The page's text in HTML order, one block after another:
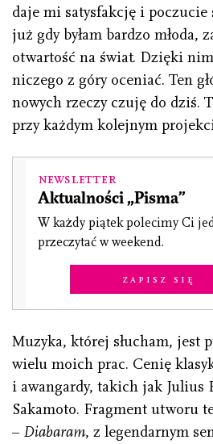
daje mi satysfakcję i poczucie
już gdy byłam bardzo młoda,
otwartość na świat. Dzięki
niczego z góry oceniać. Ten
nowych rzeczy czuję do dziś.
przy każdym kolejnym
Newsletter
Aktualności „Pisma”
W każdy piątek polecimy Ci
przeczytać w weekend.
Zapisz się
Muzyka, której słucham, jest
wielu moich prac. Cenię
i awangardy, takich jak Julius
Sakamoto. Fragment utworu
– Diabaram, z legendarnym